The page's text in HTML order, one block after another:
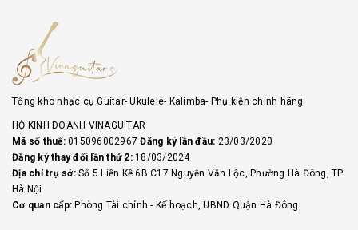
Tổng kho nhạc cụ Guitar- Ukulele- Kalimba- Phụ kiện chính hãng
HỘ KINH DOANH VINAGUITAR
Mã số thuế:015096002967Đăng ký lần đầu: 23/03/2020
Đăng ký thay đổi lần thứ 2:18/03/2024
Địa chỉ trụ sở:Số 5 Liền Kề 6B C17 Nguyễn Văn Lộc, Phường Hà Đông, TP
Hà Nội
Cơ quan cấp: Phòng Tài chính - Kế hoạch, UBND Quận Hà Đông